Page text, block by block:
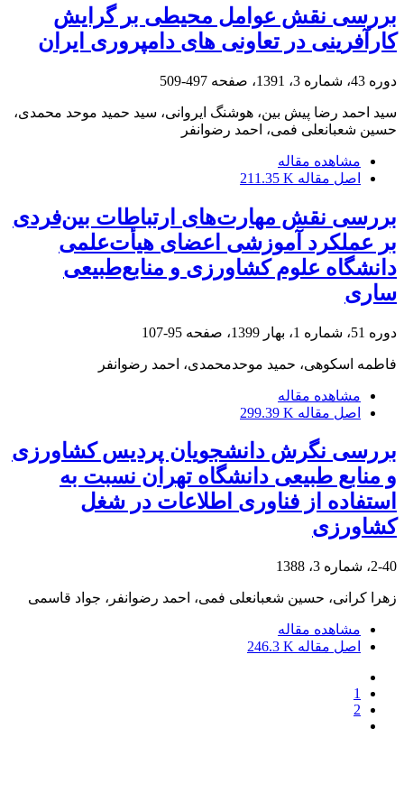
بررسی نقش عوامل محیطی بر گرایش
کارآفرینی در تعاونی های دامپروری ایران
دوره 43، شماره 3، 1391، صفحه 497-509
سید احمد رضا پیش بین، هوشنگ ایروانی، سید حمید موحد محمدی،
حسین شعبانعلی فمی، احمد رضوانفر
مشاهده مقاله
اصل مقاله 211.35 K
بررسی نقش مهارت‌های ارتباطات بین‌فردی
بر عملکرد آموزشی اعضای هیأت‌علمی
دانشگاه علوم کشاورزی و منابع‌طبیعی
ساری
دوره 51، شماره 1، بهار 1399، صفحه 95-107
فاطمه اسکوهی، حمید موحدمحمدی، احمد رضوانفر
مشاهده مقاله
اصل مقاله 299.39 K
بررسی نگرش دانشجویان پردیس کشاورزی
و منابع طبیعی دانشگاه تهران نسبت به
استفاده از فناوری اطلاعات در شغل
کشاورزی
2-40، شماره 3، 1388
زهرا کرانی، حسین شعبانعلی فمی، احمد رضوانفر، جواد قاسمی
مشاهده مقاله
اصل مقاله 246.3 K
1
2